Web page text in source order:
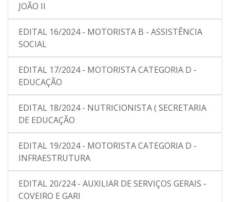
JOÃO II
EDITAL 16/2024 - MOTORISTA B - ASSISTÊNCIA
SOCIAL
EDITAL 17/2024 - MOTORISTA CATEGORIA D -
EDUCAÇÃO
EDITAL 18/2024 - NUTRICIONISTA ( SECRETARIA
DE EDUCAÇÃO
EDITAL 19/2024 - MOTORISTA CATEGORIA D -
INFRAESTRUTURA
EDITAL 20/224 - AUXILIAR DE SERVIÇOS GERAIS -
COVEIRO E GARI